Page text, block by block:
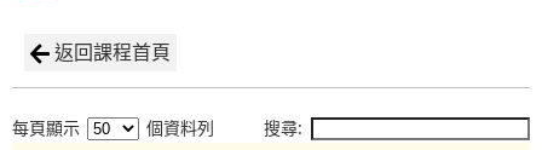
返回課程首頁
每頁顯示 個資料列 搜尋: